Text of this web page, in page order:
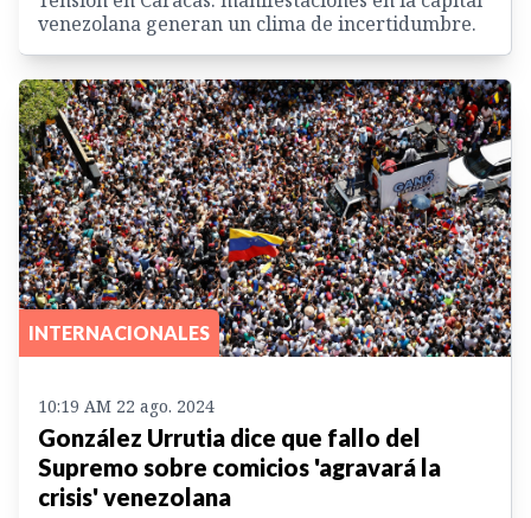
venezolana generan un clima de incertidumbre.
INTERNACIONALES
10:19 AM 22 ago. 2024
González Urrutia dice que fallo del
Supremo sobre comicios 'agravará la
crisis' venezolana